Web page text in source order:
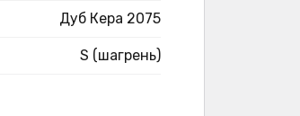
Дуб Кера 2075
S (шагрень)